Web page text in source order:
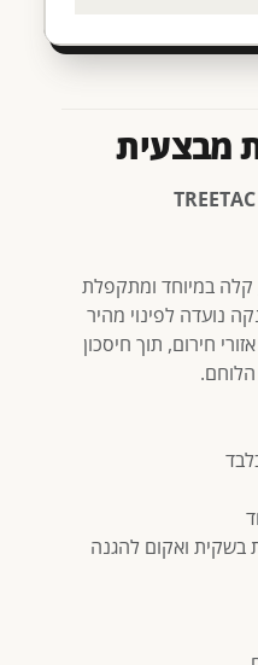
מבצעית
במיוחד ומתקפלת
נועדה לפינוי מהיר
חירום, תוך חיסכון
ואקום להגנה